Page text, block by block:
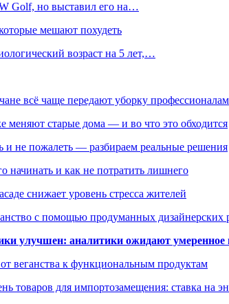
Golf, но выставил его на…
мешают похудеть
возраст на 5 лет,…
всё чаще передают уборку профессионалам
меняют старые дома — и во что это обходится
и не пожалеть — разбираем реальные решения
начинать и как не потратить лишнего
снижает уровень стресса жителей
с помощью продуманных дизайнерских
улучшен: аналитики ожидают умеренное
веганства к функциональным продуктам
товаров для импортозамещения: ставка на